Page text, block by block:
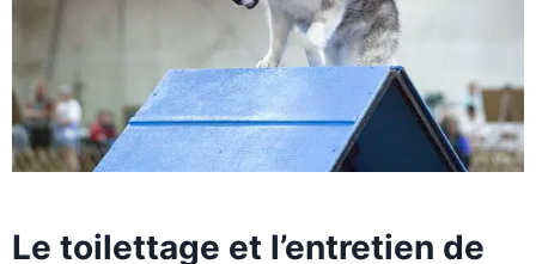
Le toilettage et l’entretien de